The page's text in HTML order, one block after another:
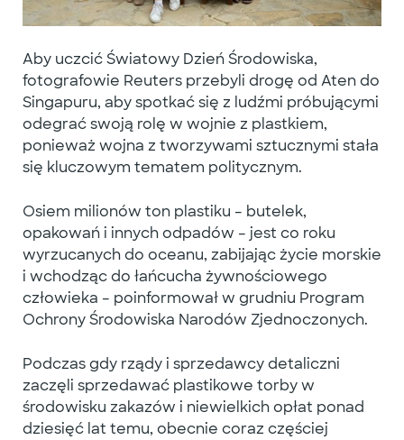
Aby uczcić Światowy Dzień Środowiska,
fotografowie Reuters przebyli drogę od Aten do
Singapuru, aby spotkać się z ludźmi próbującymi
odegrać swoją rolę w wojnie z plastkiem,
ponieważ wojna z tworzywami sztucznymi stała
się kluczowym tematem politycznym.
Osiem milionów ton plastiku – butelek,
opakowań i innych odpadów – jest co roku
wyrzucanych do oceanu, zabijając życie morskie
i wchodząc do łańcucha żywnościowego
człowieka – poinformował w grudniu Program
Ochrony Środowiska Narodów Zjednoczonych.
Podczas gdy rządy i sprzedawcy detaliczni
zaczęli sprzedawać plastikowe torby w
środowisku zakazów i niewielkich opłat ponad
dziesięć lat temu, obecnie coraz częściej